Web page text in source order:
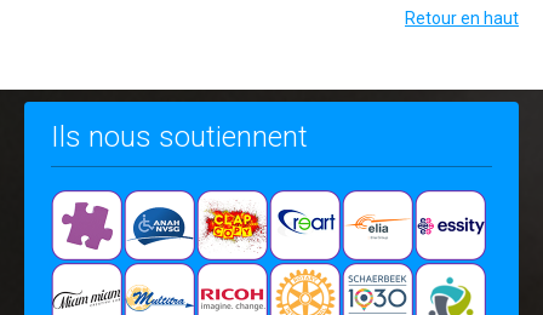
Retour en haut
Ils nous soutiennent